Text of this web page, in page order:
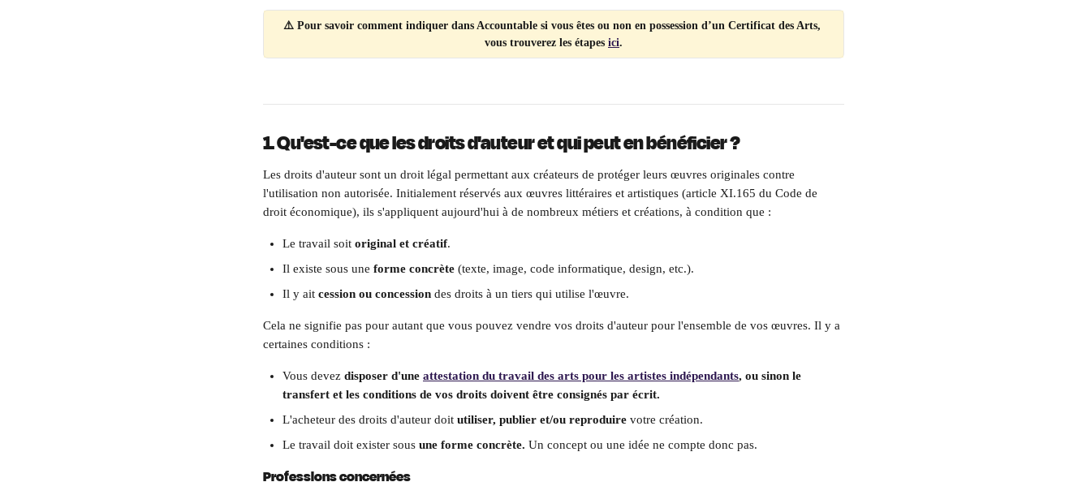
⚠️ Pour savoir comment indiquer dans Accountable si vous êtes ou non en possession d’un Certificat des Arts,
vous trouverez les étapes ici.
1. Qu'est-ce que les droits d'auteur et qui peut en bénéficier ?
Les droits d'auteur sont un droit légal permettant aux créateurs de protéger leurs œuvres originales contre
l'utilisation non autorisée. Initialement réservés aux œuvres littéraires et artistiques (article XI.165 du Code de
droit économique), ils s'appliquent aujourd'hui à de nombreux métiers et créations, à condition que :
Le travail soit original et créatif.
Il existe sous une forme concrète (texte, image, code informatique, design, etc.).
Il y ait cession ou concession des droits à un tiers qui utilise l'œuvre.
Cela ne signifie pas pour autant que vous pouvez vendre vos droits d'auteur pour l'ensemble de vos œuvres. Il y a
certaines conditions :
Vous devez disposer d'une attestation du travail des arts pour les artistes indépendants, ou sinon le
transfert et les conditions de vos droits doivent être consignés par écrit.
L'acheteur des droits d'auteur doit utiliser, publier et/ou reproduire votre création.
Le travail doit exister sous une forme concrète. Un concept ou une idée ne compte donc pas.
Professions concernées